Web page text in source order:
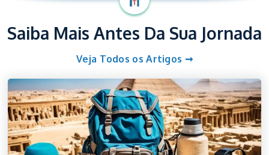
Saiba Mais Antes Da Sua Jornada
Veja Todos os Artigos ➞